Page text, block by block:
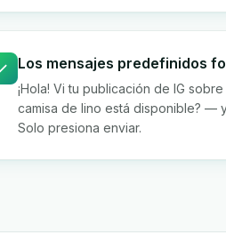
Los mensajes predefinidos
¡Hola! Vi tu publicación de IG
camisa de lino está disponible? —
Solo presiona enviar.